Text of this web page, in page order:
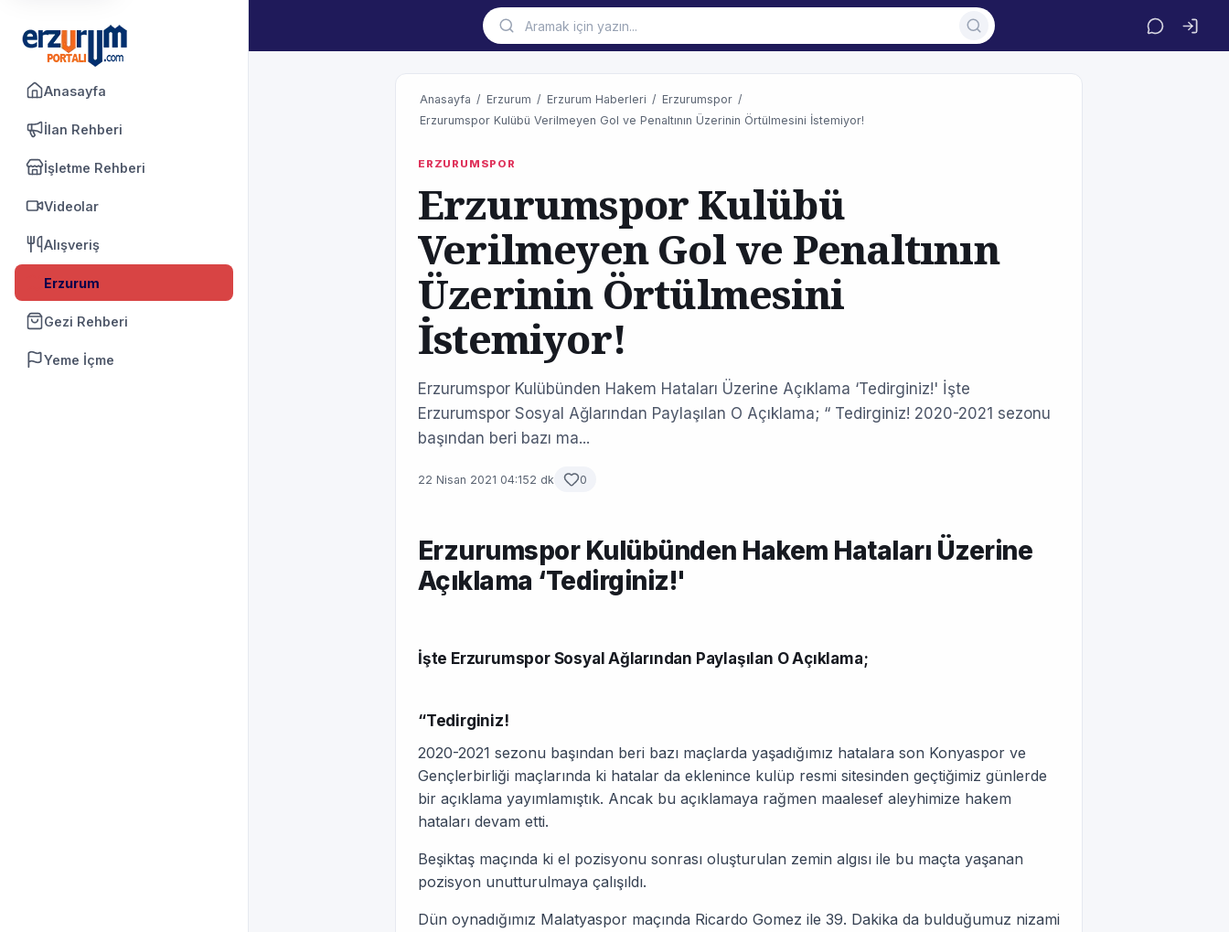
Anasayfa
İlan Rehberi
İşletme Rehberi
Videolar
Alışveriş
Erzurum
Gezi Rehberi
Yeme İçme
Anasayfa / Erzurum / Erzurum Haberleri / Erzurumspor /
Erzurumspor Kulübü Verilmeyen Gol ve Penaltının Üzerinin Örtülmesini İstemiyor!
ERZURUMSPOR
Erzurumspor Kulübü
Verilmeyen Gol ve Penaltının
Üzerinin Örtülmesini
İstemiyor!
Erzurumspor Kulübünden Hakem Hataları Üzerine Açıklama ‘Tedirginiz!' İşte
Erzurumspor Sosyal Ağlarından Paylaşılan O Açıklama; “ Tedirginiz! 2020-2021 sezonu
başından beri bazı ma...
22 Nisan 2021 04:152 dk 0
Erzurumspor Kulübünden Hakem Hataları Üzerine
Açıklama ‘Tedirginiz!'
İşte Erzurumspor Sosyal Ağlarından Paylaşılan O Açıklama;
“Tedirginiz!
2020-2021 sezonu başından beri bazı maçlarda yaşadığımız hatalara son Konyaspor ve
Gençlerbirliği maçlarında ki hatalar da eklenince kulüp resmi sitesinden geçtiğimiz günlerde
bir açıklama yayımlamıştık. Ancak bu açıklamaya rağmen maalesef aleyhimize hakem
hataları devam etti.
Beşiktaş maçında ki el pozisyonu sonrası oluşturulan zemin algısı ile bu maçta yaşanan
pozisyon unutturulmaya çalışıldı.
Dün oynadığımız Malatyaspor maçında Ricardo Gomez ile 39. Dakika da bulduğumuz nizami